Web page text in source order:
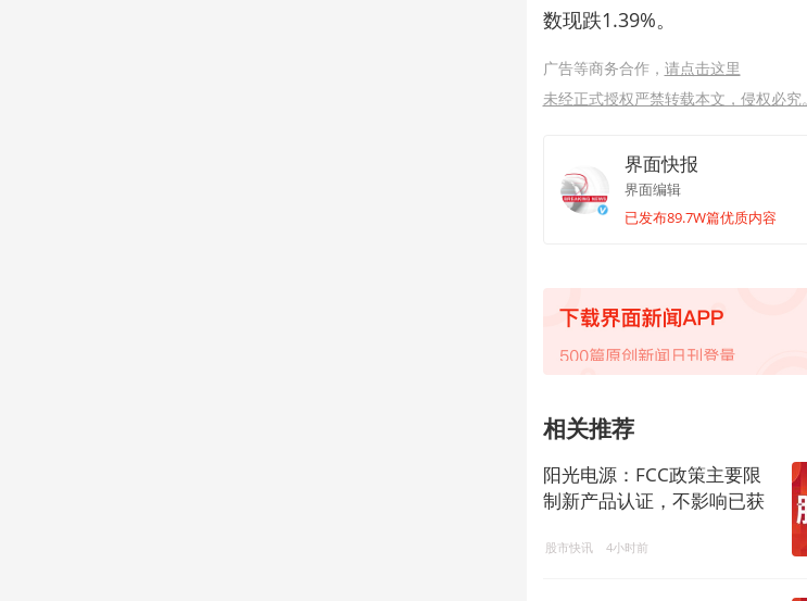
数现跌1.39%。
广告等商务合作， 请点击这里
未经正式授权严禁转载本文，侵权必究。
界面快报
界面编辑
已发布89.7W篇优质内容
相关推荐
阳光电源：FCC政策主要限
制新产品认证，不影响已获
股市快讯 4小时前